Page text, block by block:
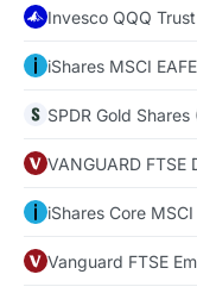
Invesco QQQ
iShares MSCI
SPDR Gold Shares
VANGUARD FTSE
iShares Core
Vanguard FTSE